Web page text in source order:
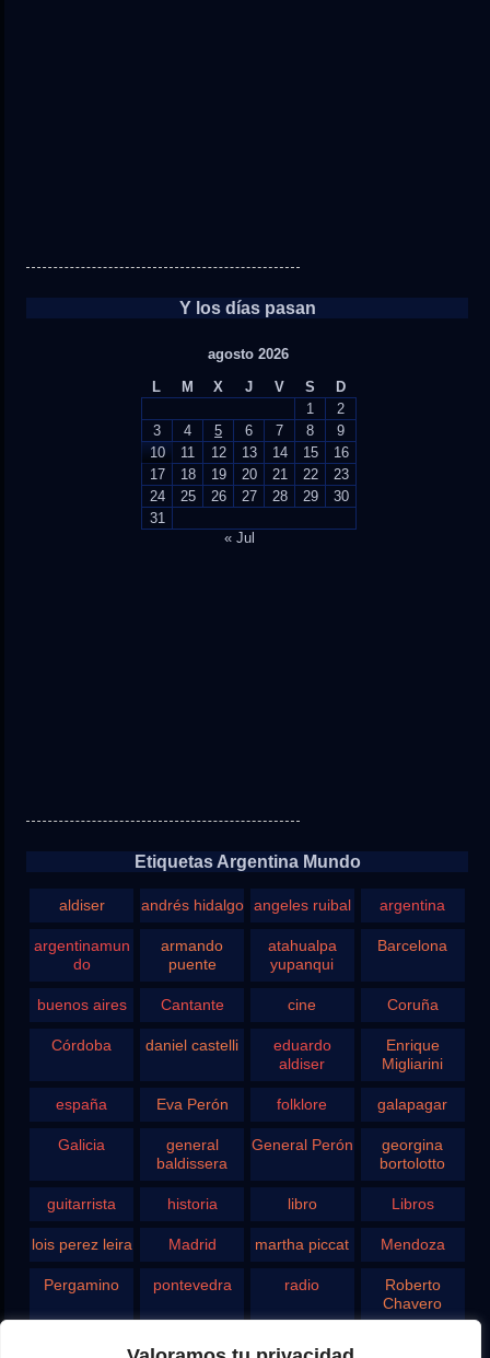
Y los días pasan
agosto 2026
L
M X J V S
D
1
2
3
4 5 6 7 8
9
10
11 12 13 14 15
16
17
18 19 20 21 22
23
24
25 26 27 28 29
30
31
« Jul
Etiquetas Argentina Mundo
aldiser andrés hidalgo angeles ruibal argentina
argentinamun
do
armando
puente
atahualpa
yupanqui
Barcelona
buenos aires Cantante cine Coruña
Córdoba daniel castelli
eduardo
aldiser
Enrique
Migliarini
españa Eva Perón folklore galapagar
Galicia
general
baldissera
General Perón
georgina
bortolotto
guitarrista historia libro Libros
lois perez leira Madrid martha piccat Mendoza
Pergamino pontevedra radio
Roberto
Chavero